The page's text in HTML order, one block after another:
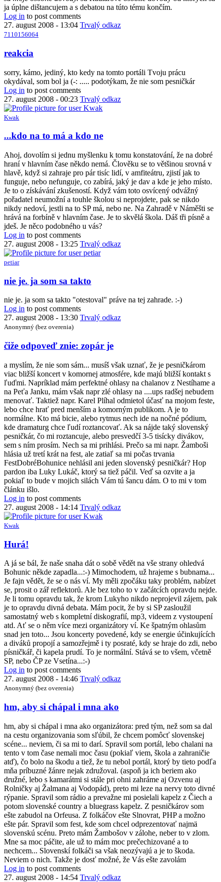
ja úplne dištancujem a s debatou na túto tému končím.
Log in to post comments
27. august 2008 - 13:04 Trvalý odkaz
7110156064
reakcia
sorry, kámo, jediný, kto kedy na tomto portáli Tvoju prácu
okydával, som bol ja (-: ..... podotýkam, že nie som pesničkár
Log in to post comments
27. august 2008 - 00:23 Trvalý odkaz
Kwak
...kdo na to má a kdo ne
Ahoj, dovolím si jednu myšlenku k tomu konstatování, že na dobré
hraní v hlavním čase někdo nemá. Člověku se to většinou srovná v
hlavě, když si zahraje pro pár tisíc lidí, v amfiteátru, zjistí jak to
funguje, nebo nefunguje, co zabírá, jaký je dav a kde je jeho místo.
Je to o získávání zkušeností. Když vám toto osvícený odvážný
pořadatel neumožní a touhle školou si neprojdete, pak se nikdo
nikdy nedoví, jestli na to SP má, nebo ne. Na Zahradě v Náměšti se
hrává na forbíně v hlavním čase. Je to skvělá škola. Dáš tři písně a
jdeš. Je něco podobného u vás?
Log in to post comments
27. august 2008 - 13:25 Trvalý odkaz
petiar
In
reply
to
...kdo
na
to
má
a
kdo
by
Kwak
nie je. ja som sa takto
nie je. ja som sa takto "otestoval" práve na tej zahrade. :-)
Log in to post comments
27. august 2008 - 13:30 Trvalý odkaz
Anonymný (bez overenia)
In
reply
nie
je.
ja
som
sa
takto
by
petiar
čiže odpoveď znie: zopár je
a myslím, že nie som sám... musíš však uznať, že je pesničkárom
viac bližší koncert v komornej atmosfére, kde majú bližší kontakt s
ľuďmi. Napríklad mám perfektné ohlasy na chalanov z Nestíhame a
na Peťa Janku, mám však napr zlé ohlasy na ....ups radšej nebudem
menovať. Taktiež napr. Karel Plíhal odmietol účasť na mojom feste,
lebo chce hrať pred menším a komorným publikom. A je to
normálne. Kto má bicie, alebo rytmus nech ide na nočné pódium,
kde dramaturg chce ľudí roztancovať. Ak sa nájde taký slovenský
pesničkár, čo mi roztancuje, alebo presvedčí 3-5 tisícky divákov,
sem s ním prosím. Nech sa mi prihlási. Prečo sa mi napr. Žamboši
hlásia už tretí krát na fest, ale zatiaľ sa mi počas trvania
FestDobréBohunice nehlásil ani jeden slovenský pesničkár? Hop
pardon iba Luky Lukáč, ktorý sa tiež páčil. Veď sa ozvite a ja
pokiaľ to bude v mojich silách Vám tú šancu dám. O to mi v tom
článku išlo.
Log in to post comments
27. august 2008 - 14:14 Trvalý odkaz
Kwak
In
reply
to
čiže
odpoveď
znie:
zopár
je
by
Anonymný
(bez
overenia)
Hurá!
A já se bál, že naše snaha dát o sobě vědět na vše strany ohledvá
Bohunic někde zapadla...:-) Mimochodem, už hrajeme s bubnama...
Je fajn vědět, že se o nás ví. My měli zpočáku taky problém, nabízet
se, prosit o zář reflektorů. Ale bez toho to v začátcích opravdu nejde.
Je li tomu opravdu tak, že krom Lukyho nikdo neprojevil zájem, pak
je to opravdu divná debata. Mám pocit, že by si SP zasloužil
samostatný web s kompletní diskografií, mp3, videem z vystoupení
atd. Ať se o něm více mezi organizátory ví. Ke špatným ohlasům
snad jen toto... Jsou koncerty povedené, kdy se energie účinkujících
a diváků propojí a samozřejmě i ty posraté, kdy se hraje do zdi, nebo
písničkář, či kapela prudí. To je normální. Stává se to všem, včetně
SP, nebo ČP ze Vsetína...:-)
Log in to post comments
27. august 2008 - 14:46 Trvalý odkaz
Anonymný (bez overenia)
In
reply
to
Hurá!
by
Kwak
hm, aby si chápal i mna ako
hm, aby si chápal i mna ako organizátora: pred tým, než som sa dal
na cestu organizovania som sľúbil, že chcem pomôcť slovenskej
scéne... neviem, či sa mi to darí. Spravil som portál, lebo chalani na
tento v tom čase nemali moc času (pokiaľ viem, škola a zahraničie
atď), čo bolo na škodu a tiež, že tu nebol portál, ktorý by tieto podľa
mňa príbuzné žánre nejak združoval. (aspoň ja ich beriem ako
družné, lebo s kamarátmi si stále pri ohni zahráme aj Ozvenu aj
Rolničky aj Žalmana aj Vodopád), preto mi leze na nervy toto divné
rýpanie. Spravil som rádio a prevažne mi posielali kapelz z Čiech a
potom slovenské country a bluegrass kapelz. Z pesničkárov som
ešte zabudol na Orfeusa. Z folkáčov ešte Slnovrat, PHP a možno
ešte pár. Spravil som fest, kde som chcel odprezentovať najmä
slovenskú scénu. Preto mám Žambošov v zálohe, neber to v zlom.
Mne sa moc páčite, ale už to mám moc prečechizované a to
nechcem... Slovenskí folkáči sa však neozývajú a je to škoda.
Neviem o nich. Takže je dosť možné, že Vás ešte zavolám
Log in to post comments
27. august 2008 - 14:54 Trvalý odkaz